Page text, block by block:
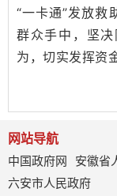
“一卡通”发放救
群众手中，坚
为，切实发挥资
网站导航
中国政府网
安徽省
六安市人民政府